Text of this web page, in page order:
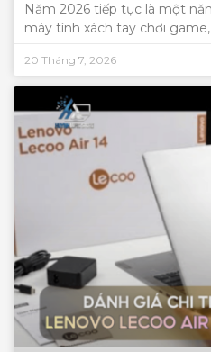
Năm 2026 tiếp tục là một
máy tính xách tay chơi
20 Tháng 7, 2026